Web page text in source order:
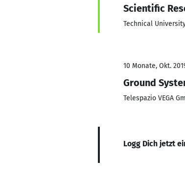
Scientific
Technical
10 Monate, Okt.
Ground
Telespazio VEGA
Logg Dich jetzt